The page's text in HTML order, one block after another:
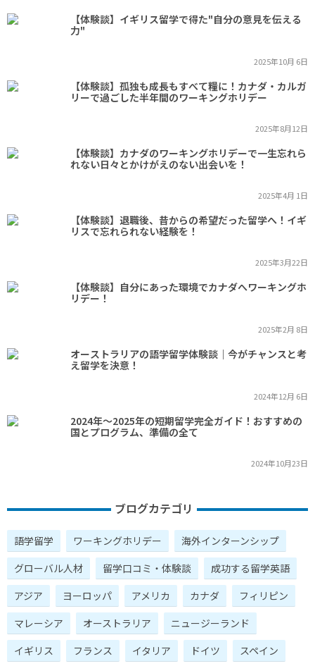
【体験談】イギリス留学で得た"自分の意見を伝える
力"
2025年10月 6日
【体験談】孤独も成長もすべて糧に！カナダ・カルガ
リーで過ごした半年間のワーキングホリデー
2025年8月12日
【体験談】カナダのワーキングホリデーで一生忘れら
れない日々とかけがえのない出会いを！
2025年4月 1日
【体験談】退職後、昔からの希望だった留学へ！イギ
リスで忘れられない経験を！
2025年3月22日
【体験談】自分にあった環境でカナダへワーキングホ
リデー！
2025年2月 8日
オーストラリアの語学留学体験談｜今がチャンスと考
え留学を決意！
2024年12月 6日
2024年～2025年の短期留学完全ガイド！おすすめの
国とプログラム、準備の全て
2024年10月23日
ブログカテゴリ
語学留学 ワーキングホリデー
海外インターンシップ
グローバル人材
留学口コミ・体験談
成功する留学英語
アジア
ヨーロッパ アメリカ カナダ
フィリピン
マレーシア
オーストラリア
ニュージーランド
イギリス
フランス イタリア ドイツ
スペイン